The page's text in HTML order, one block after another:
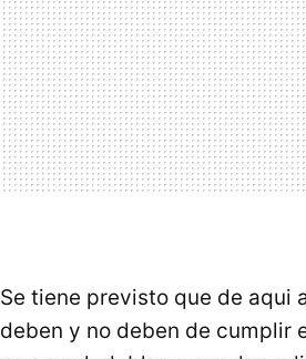
Se tiene previsto que de aqui
deben y no deben de cumplir